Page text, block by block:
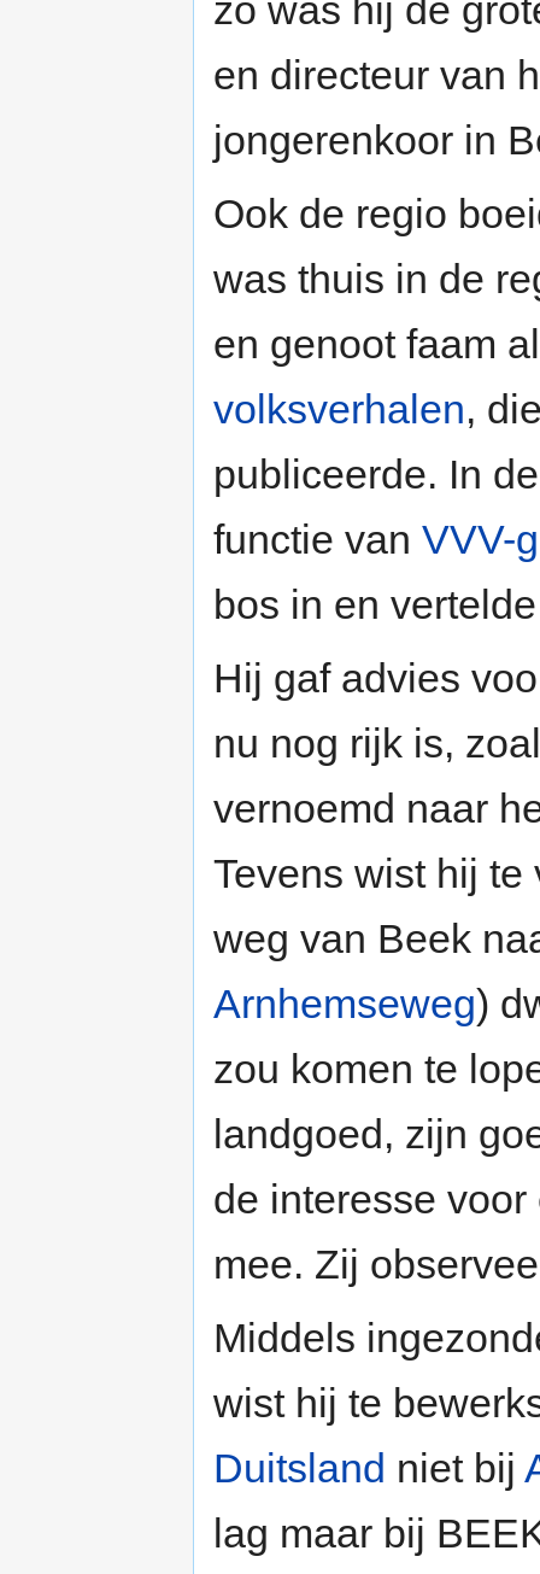
zo was hij de
en directeur van
jongerenkoor in
Ook de regio
was thuis in de
en genoot faam
volksverhalen,
publiceerde. In
functie van VVV-
bos in en
Hij gaf advies
nu nog rijk is,
vernoemd naar
Tevens wist hij
weg van Beek
Arnhemseweg)
zou komen te
landgoed, zijn
de interesse
mee. Zij
Middels
wist hij te
Duitsland niet bij
lag maar bij